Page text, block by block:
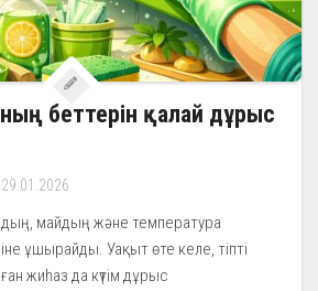
беттерін қалай дұрыс
29.01.2026
майдың және температура
ұшырайды. Уақыт өте келе, тіпті
жиһаз да күтім дұрыс